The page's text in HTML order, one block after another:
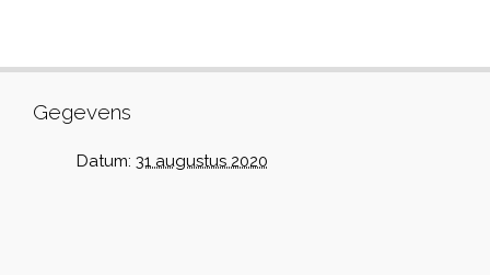
Gegevens
Datum: 31 augustus 2020